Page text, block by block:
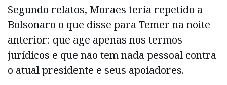
Segundo relatos, Moraes teria repetido a
Bolsonaro o que disse para Temer na noite
anterior: que age apenas nos termos
jurídicos e que não tem nada pessoal contra
o atual presidente e seus apoiadores.